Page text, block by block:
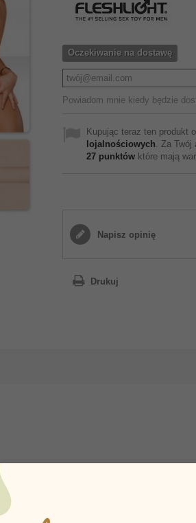
Oczekiwanie na dostawę
Powiadom mnie kiedy będzie
Kupując teraz ten produkt
lojalnościowych. Za Twój
27 punktów które mają
Napisz opinię
Drukuj
masturbacji idealnie odwzorować odczucia
i specjalnemu uformowaniu wnętrza.
wrażenie ssania.
penisa. Zastosowanie lubrykantu
który można porównać tylko z prawdziwym